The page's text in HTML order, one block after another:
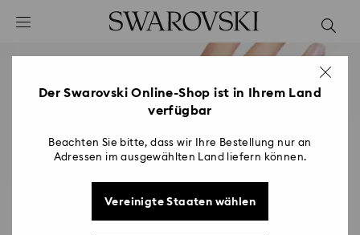
Liste Tastaturkürzel
2 - Footer
Der Swarovski Online-Shop ist in Ihrem Land
verfügbar
Beachten Sie bitte, dass wir Ihre Bestellung nur an
Adressen im ausgewählten Land liefern können.
Vereinigte Staaten wählen